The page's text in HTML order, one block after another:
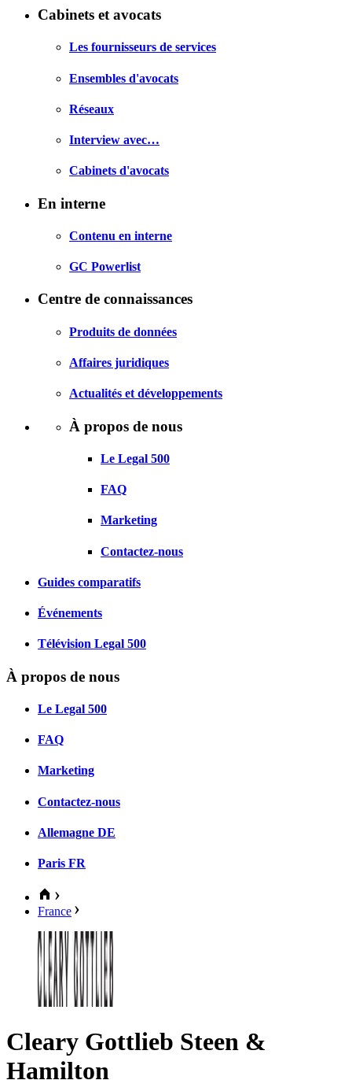
Cabinets et avocats
Les fournisseurs de services
Ensembles d'avocats
Réseaux
Interview avec…
Cabinets d'avocats
En interne
Contenu en interne
GC Powerlist
Centre de connaissances
Produits de données
Affaires juridiques
Actualités et développements
À propos de nous
Le Legal 500
FAQ
Marketing
Contactez-nous
Guides comparatifs
Événements
Télévision Legal 500
À propos de nous
Le Legal 500
FAQ
Marketing
Contactez-nous
Allemagne DE
Paris FR
France
Cleary Gottlieb Steen &
Hamilton